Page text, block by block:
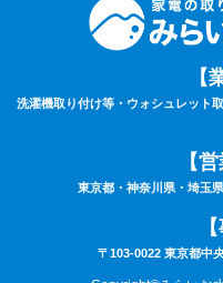
【
洗濯機取り付け等・ウォシュレット
【
東京都・神奈川県・埼玉
〒103-0022 東京都中